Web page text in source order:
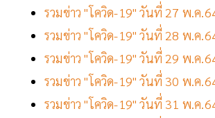
รวมข่าว "โควิด-19" วันที่ 27 พ.ค
รวมข่าว "โควิด-19" วันที่ 28 พ.ค
รวมข่าว "โควิด-19" วันที่ 29 พ.ค
รวมข่าว "โควิด-19" วันที่ 30 พ.ค
รวมข่าว "โควิด-19" วันที่ 31 พ.ค